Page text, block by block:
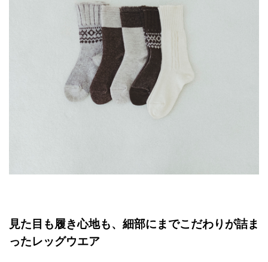
見た目も履き心地も、細部にまでこだわりが詰ま
ったレッグウエア